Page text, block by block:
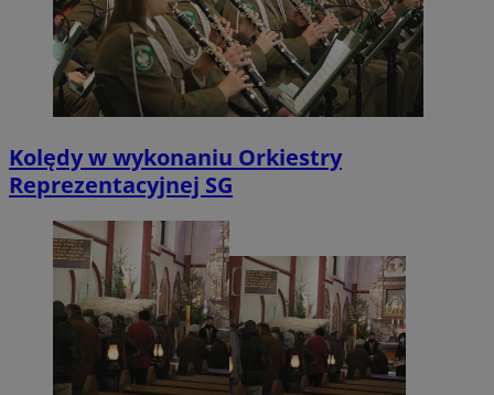
Kolędy w wykonaniu Orkiestry
Reprezentacyjnej SG